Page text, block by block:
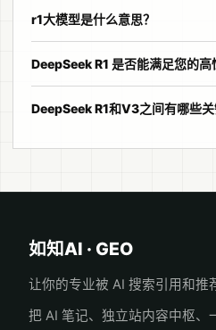
r1大模型是什么意思？
DeepSeek R1 是否能满足您的高
DeepSeek R1和V3之间有哪些关
如知AI · GEO
让你的专业被 AI 搜索引用和推
把 AI 笔记、独立站内容中枢、